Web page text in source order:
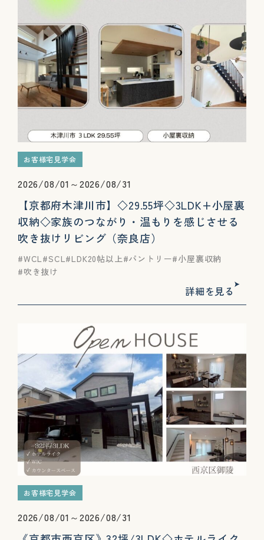
お客様宅見学会
2026/08/01～2026/08/31
【京都府木津川市】◇29.55坪◇3LDK+小屋裏
収納◇家族のつながり・温もりを感じさせる
吹き抜けリビング（奈良店）
WCL SCL LDK20帖以上 パントリー 小屋裏収納
吹き抜け
詳細を見る
お客様宅見学会
2026/08/01～2026/08/31